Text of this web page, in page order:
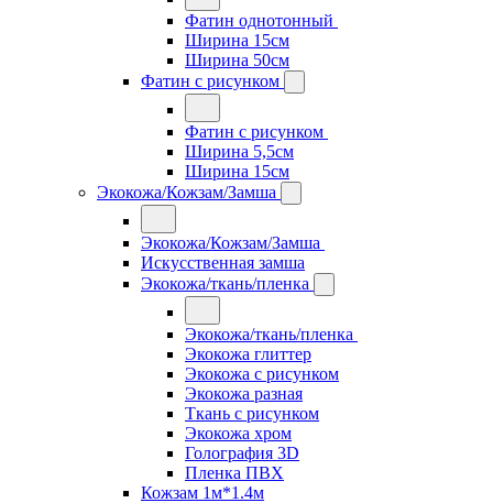
Фатин однотонный
Ширина 15см
Ширина 50см
Фатин с рисунком
Фатин с рисунком
Ширина 5,5см
Ширина 15см
Экокожа/Кожзам/Замша
Экокожа/Кожзам/Замша
Искусственная замша
Экокожа/ткань/пленка
Экокожа/ткань/пленка
Экокожа глиттер
Экокожа с рисунком
Экокожа разная
Ткань с рисунком
Экокожа хром
Голография 3D
Пленка ПВХ
Кожзам 1м*1.4м